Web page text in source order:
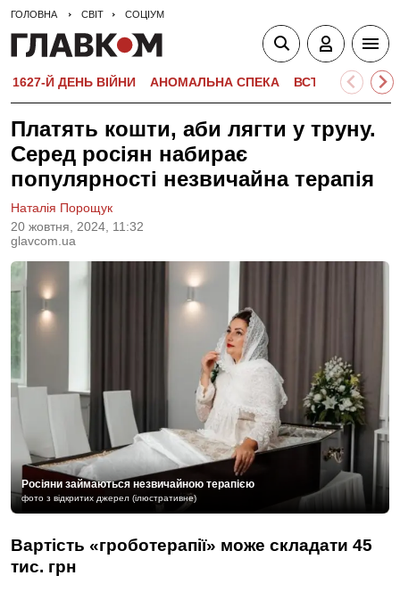
ГОЛОВНА СВІТ СОЦІУМ
1627-Й ДЕНЬ ВІЙНИ АНОМАЛЬНА СПЕКА ВСТУПНА
Платять кошти, аби лягти у труну.
Серед росіян набирає
популярності незвичайна терапія
20 жовтня, 2024, 11:32
glavcom.ua
Наталія Порощук
Росіяни займаються незвичайною терапією
фото з відкритих джерел (ілюстративне)
Вартість «гроботерапії» може складати 45
тис. грн